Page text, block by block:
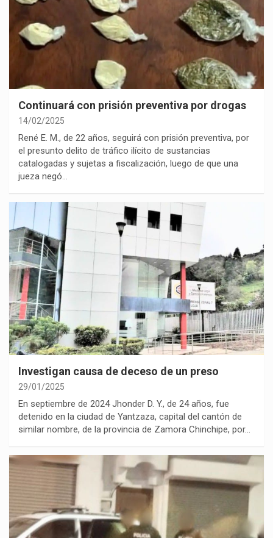
Continuará con prisión preventiva por drogas
14/02/2025
René E. M., de 22 años, seguirá con prisión preventiva, por
el presunto delito de tráfico ilícito de sustancias
catalogadas y sujetas a fiscalización, luego de que una
jueza negó…
Investigan causa de deceso de un preso
29/01/2025
En septiembre de 2024 Jhonder D. Y., de 24 años, fue
detenido en la ciudad de Yantzaza, capital del cantón de
similar nombre, de la provincia de Zamora Chinchipe, por…